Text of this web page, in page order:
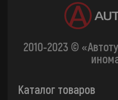
2010-2023 ©
Каталог товаров